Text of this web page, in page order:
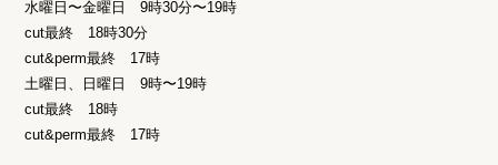
水曜日〜金曜日 9時30分〜19時
cut最終 18時30分
cut&perm最終 17時
土曜日、日曜日 9時〜19時
cut最終 18時
cut&perm最終 17時